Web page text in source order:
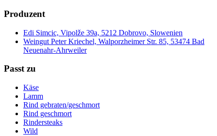
Produzent
Edi Simcic, Vipolže 39a, 5212 Dobrovo, Slowenien
Weingut Peter Kriechel, Walporzheimer Str. 85, 53474 Bad
Neuenahr-Ahrweiler
Passt zu
Käse
Lamm
Rind gebraten/geschmort
Rind geschmort
Rindersteaks
Wild